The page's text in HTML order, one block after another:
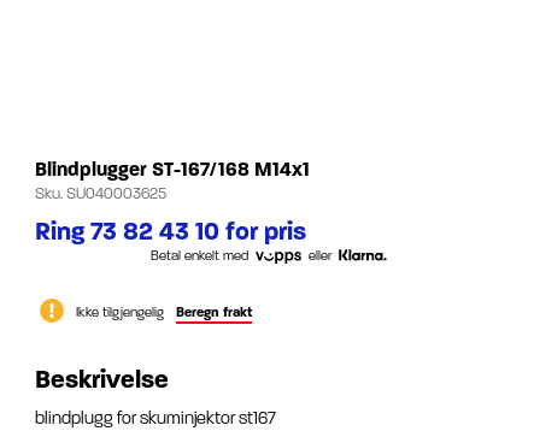
Blindplugger ST-167/168 M14x1
Sku.SU040003625
Ring 73 82 43 10 for pris
Betal enkelt med eller
Ikke tilgjengelig Beregn frakt
Beskrivelse
blindplugg for skuminjektor st167